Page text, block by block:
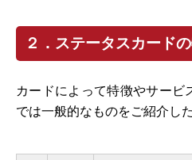
２．ステータスカード
カードによって特徴やサービ
では一般的なものをご紹介し